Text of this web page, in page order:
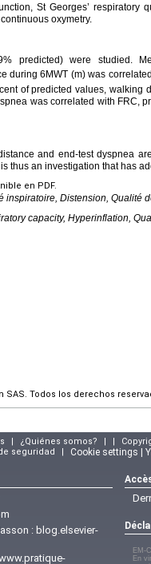
St Georges’ respiratory
oxymetry.
predicted) were studied.
during 6MWT (m) was
of predicted values, walking
was correlated with FRC,
and end-test dyspnea
thus an investigation that has
en PDF.
inspiratoire, Distension, Qualité
capacity, Hyperinflation,
SAS. Todos los derechos
| ¿Quiénes somos? | |
seguridad | Cookie settings |
: blog.elsevier-
EM-
En